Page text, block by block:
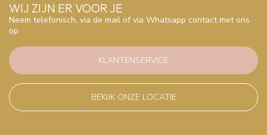
WIJ ZIJN ER VOOR JE
Neem telefonisch, via de mail of via Whatsapp contact met ons
op
KLANTENSERVICE
BEKIJK ONZE LOCATIE